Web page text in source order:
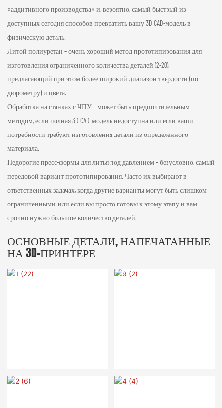
«аддитивного производства» и, вероятно, самый быстрый из
доступных сегодня способов превратить вашу 3D CAD-модель в
физическую деталь.
Литой полиуретан – очень хороший метод прототипирования для
изготовления ограниченного количества деталей (2-20),
предлагающий при этом более широкий диапазон твердости (по
дюрометру) и цвета.
Обработка на станках с ЧПУ – может быть предпочтительным
методом, если полная 3D CAD-модель недоступна или если ваши
потребности требуют изготовления детали из определенного
материала.
Недорогие пресс-формы для литья под давлением – безусловно, самый
передовой вариант прототипирования. Часто их выбирают в
ответственных задачах, когда другие варианты могут быть слишком
ограниченными, или если вы просто готовы к этому этапу и вам
срочно нужно большое количество деталей.
ОСНОВНЫЕ ДЕТАЛИ, НАПЕЧАТАННЫЕ
НА 3D-ПРИНТЕРЕ